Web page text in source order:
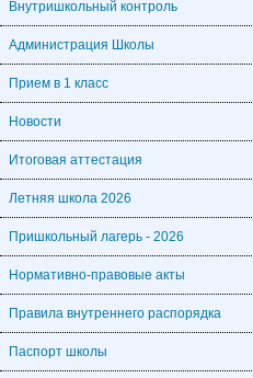
Внутришкольный контроль
Администрация Школы
Прием в 1 класс
Новости
Итоговая аттестация
Летняя школа 2026
Пришкольный лагерь - 2026
Нормативно-правовые акты
Правила внутреннего распорядка
Паспорт школы